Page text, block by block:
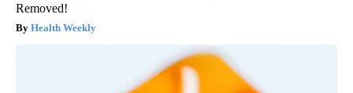
Removed!
Health Weekly